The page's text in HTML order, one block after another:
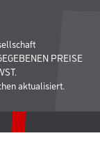
PREISE
aktualisiert.